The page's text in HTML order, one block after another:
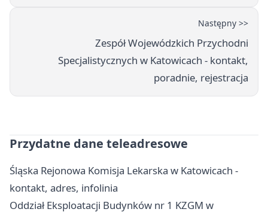
Następny >>
Zespół Wojewódzkich Przychodni
Specjalistycznych w Katowicach - kontakt,
poradnie, rejestracja
Przydatne dane teleadresowe
Śląska Rejonowa Komisja Lekarska w Katowicach -
kontakt, adres, infolinia
Oddział Eksploatacji Budynków nr 1 KZGM w